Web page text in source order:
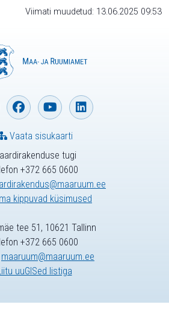
Viimati muudetud: 13.06.2025 09:53
tugi
+372 665 0600
kippuvad küsimused
Vaata sisukaarti
tee 51, 10621 Tallinn
+372 665 0600
maaruum@maaruum.ee
uuGISed listiga